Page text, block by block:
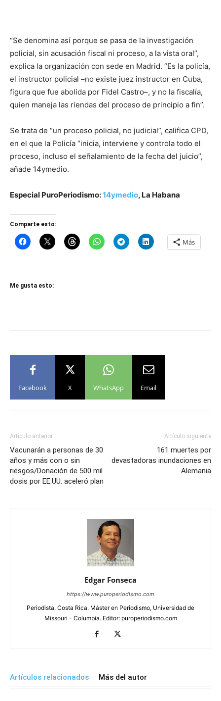
“Se denomina así porque se pasa de la investigación
policial, sin acusación fiscal ni proceso, a la vista oral”,
explica la organización con sede en Madrid. “Es la policía,
el instructor policial –no existe juez instructor en Cuba,
figura que fue abolida por Fidel Castro–, y no la fiscalía,
quien maneja las riendas del proceso de principio a fin”.
Se trata de “un proceso policial, no judicial”, califica CPD,
en el que la Policía “inicia, interviene y controla todo el
proceso, incluso el señalamiento de la fecha del juicio”,
añade 14ymedio.
Especial PuroPeriodismo:14ymedio, La Habana
Comparte esto:
Más
Me gusta esto:
Facebook X WhatsApp Email
Artículo anterior
Vacunarán a personas de 30
años y más con o sin
riesgos/Donación de 500 mil
dosis por EE.UU. aceleró plan
Artículo siguiente
161 muertes por
devastadoras inundaciones en
Alemania
Edgar Fonseca
https://www.puroperiodismo.com
Periodista, Costa Rica. Máster en Periodismo, Universidad de
Missouri - Columbia. Editor: puroperiodismo.com
Artículos relacionados Más del autor